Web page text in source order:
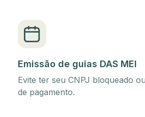
Emissão de guias DAS MEI
Evite ter seu CNPJ bloqueado
de pagamento.